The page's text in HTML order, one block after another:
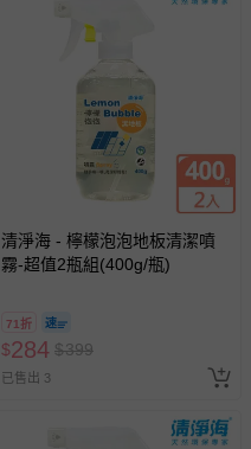
清淨海 - 檸檬泡泡地板清潔噴
霧-超值2瓶組(400g/瓶)
71折
$284 $399
已售出 3